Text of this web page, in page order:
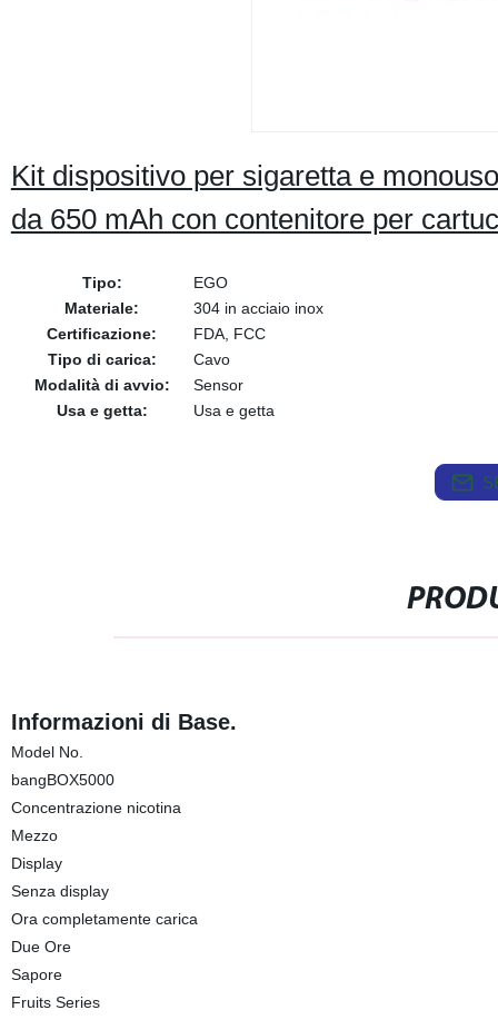
Kit dispositivo per sigaretta e
da 650 mAh con contenitore per
Tipo:
EGO
Materiale:
304 in acciaio inox
Certificazione:
FDA, FCC
Tipo di carica:
Cavo
Modalità di avvio:
Sensor
Usa e getta:
Usa e getta
Informazioni di Base.
Model No.
bangBOX5000
Concentrazione nicotina
Mezzo
Display
Senza display
Ora completamente carica
Due Ore
Sapore
Fruits Series